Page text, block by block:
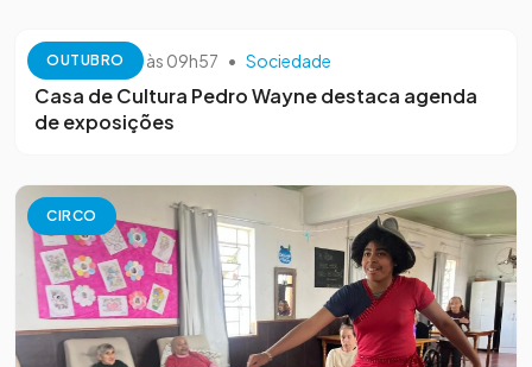
OUTUBRO
13 de outubro às 09h57 • Sociedade
Casa de Cultura Pedro Wayne destaca agenda
de exposições
CIRCO